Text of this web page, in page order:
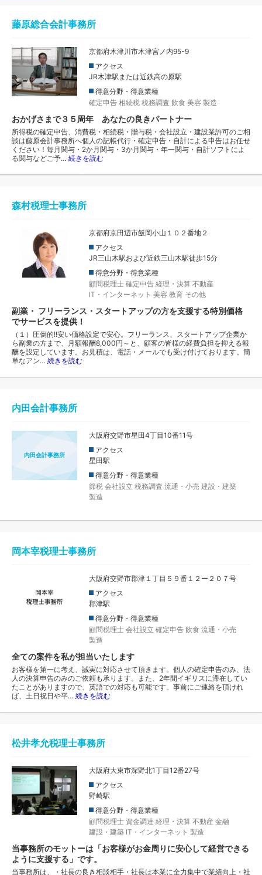
藤原総合会計事務所
京都府木津川市木津宮ノ内95-9
アクセス
JR木津駅または近鉄高の原駅
得意分野・得意業種
確定申告 相続税 税務調査 飲食 美容 製造
おかげさまで３５周年 あなたの良きパートナー
所得税の確定申告、消費税・相続税・贈与税・会社設立・建設業許可のご相
談は藤原会計事務所へ個人の記帳代行・確定申告・自計による申告はお任せ
ください！毎月関与・2か月関与・3か月関与・年一関与・自計ソフトによ
る関与などご予… 続きを読む
森村税理士事務所
京都府京田辺市飯岡小山１０２番地２
アクセス
JR三山木駅および近鉄三山木駅徒歩15分
得意分野・得意業種
顧問税理士 確定申告 経理・決算 不動産
IT・インターネット 美容 教育 その他
副業・ フリーランス・スタートアップの方を支援する特別価格
でサービスを提供！
（１）圧倒的!!安い価格設定で安心。フリーランス、スタートアップ企業か
ら副業の方まで、月額報酬8,000円～と、顧客の皆様の経費負担を抑える報
酬を設定しています。お見積は、電話・メールでも受け付けております。簡
単なアン… 続きを読む
内田会計事務所
内田会計事務所
大阪府交野市星田4丁目10番11号
アクセス
星田駅
得意分野・得意業種
節税 会社設立 税務調査 流通・小売 建設・建築
製造
岡本宰税理士事務所
大阪府交野市郡津１丁目５９番１２ー２０７号
アクセス
郡津駅
得意分野・得意業種
顧問税理士 会社設立 確定申告 飲食 流通・小売
製造
全ての案件を私が担当いたします
お客様を第一に考え、誠実に対応させて頂きます。個人の確定申告のみ、法
人の決算申告のみのご依頼も承ります。また、2年間イギリスに滞在してい
たことがありますので、英語での対応も可能です。事前にご連絡を頂けれ
ば、土日祝日や平… 続きを読む
松井孝允税理士事務所
大阪府大東市深野北1丁目12番27号
アクセス
野崎駅
得意分野・得意業種
顧問税理士 資金調達 経理・決算 不動産 金融
建設・建築 IT・インターネット 製造
当事務所のモットーは「お客様がお金周りに安心して経営できる
ように支援する」です。
当事務所は、・社長の良き相談相手・社長は本業に全力集中で業績向上・社